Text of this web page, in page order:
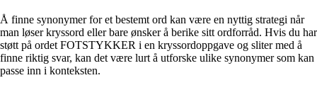
Å finne synonymer for et bestemt ord kan være en nyttig strategi når
man løser kryssord eller bare ønsker å berike sitt ordforråd. Hvis du har
støtt på ordet FOTSTYKKER i en kryssordoppgave og sliter med å
finne riktig svar, kan det være lurt å utforske ulike synonymer som kan
passe inn i konteksten.